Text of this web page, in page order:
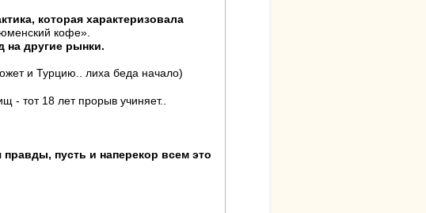
которая характеризовала
кофе».
на другие рынки.
и Турцию.. лиха беда начало)
- тот 18 лет прорыв учиняет..
пусть и наперекор всем это